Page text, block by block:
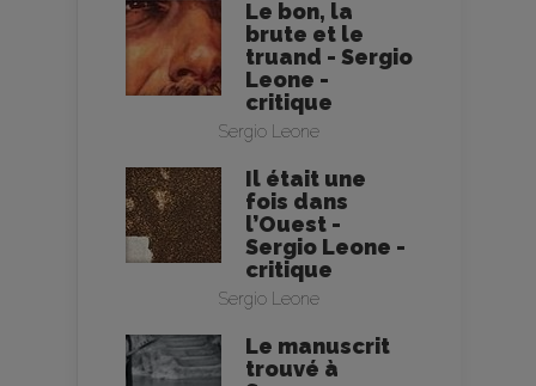
Le bon, la
brute et le
truand - Sergio
Leone -
critique
Sergio Leone
Il était une
fois dans
l’Ouest -
Sergio Leone -
critique
Sergio Leone
Le manuscrit
trouvé à